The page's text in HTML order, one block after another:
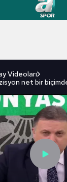
Videoları
net bir